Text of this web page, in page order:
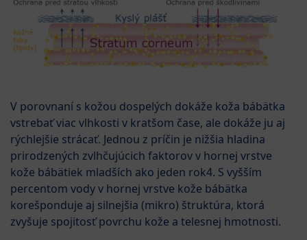
V porovnaní s kožou dospelých dokáže koža bábätka
vstrebať viac vlhkosti v kratšom čase, ale dokáže ju aj
rýchlejšie strácať. Jednou z príčin je nižšia hladina
prirodzených zvlhčujúcich faktorov v hornej vrstve
kože bábätiek mladších ako jeden rok4. S vyšším
percentom vody v hornej vrstve kože bábätka
korešponduje aj silnejšia (mikro) štruktúra, ktorá
zvyšuje spojitosť povrchu kože a telesnej hmotnosti.